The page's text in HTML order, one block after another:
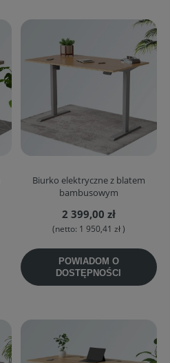
Biurko elektryczne z blatem
bambusowym
2 399,00 zł
(netto: 1 950,41 zł)
POWIADOM O
DOSTĘPNOŚCI